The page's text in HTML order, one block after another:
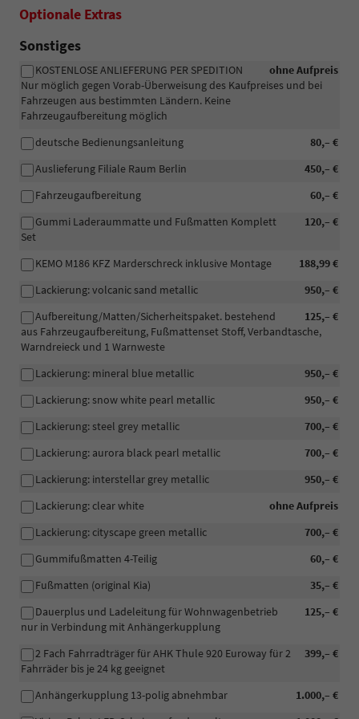
Optionale Extras
Sonstiges
ohne Aufpreis
KOSTENLOSE ANLIEFERUNG PER SPEDITION
Nur möglich gegen Vorab-Überweisung des Kaufpreises und bei
Fahrzeugen aus bestimmten Ländern. Keine
Fahrzeugaufbereitung möglich
80,– €
deutsche Bedienungsanleitung
450,– €
Auslieferung Filiale Raum Berlin
60,– €
Fahrzeugaufbereitung
120,– €
Gummi Laderaummatte und Fußmatten Komplett
Set
188,99 €
KEMO M186 KFZ Marderschreck inklusive Montage
950,– €
Lackierung: volcanic sand metallic
125,– €
Aufbereitung/Matten/Sicherheitspaket. bestehend
aus Fahrzeugaufbereitung, Fußmattenset Stoff, Verbandtasche,
Warndreieck und 1 Warnweste
950,– €
Lackierung: mineral blue metallic
950,– €
Lackierung: snow white pearl metallic
700,– €
Lackierung: steel grey metallic
700,– €
Lackierung: aurora black pearl metallic
950,– €
Lackierung: interstellar grey metallic
ohne Aufpreis
Lackierung: clear white
700,– €
Lackierung: cityscape green metallic
60,– €
Gummifußmatten 4-Teilig
35,– €
Fußmatten (original Kia)
125,– €
Dauerplus und Ladeleitung für Wohnwagenbetrieb
nur in Verbindung mit Anhängerkupplung
399,– €
2 Fach Fahrradträger für AHK Thule 920 Euroway für 2
Fahrräder bis je 24 kg geeignet
1.000,– €
Anhängerkupplung 13-polig abnehmbar